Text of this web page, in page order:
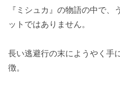
『ミシュカ』の物語の中で
ットではありません。
長い逃避行の末にようやく手
徴。